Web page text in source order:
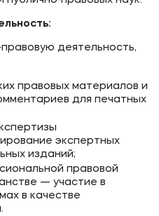
деятельность,
правовых материалов и
для печатных
экспертных
изданий;
правовой
— участие в
в качестве